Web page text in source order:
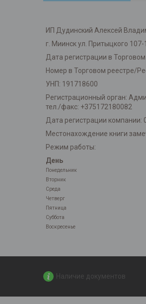
ИП Дудинский Алексей
г. Миинск ул. Притыцкого 107-
Дата регистрации в
Номер в Торговом реестре/
УНП: 191718600
Регистрационный орган:
тел./факс: +375172180082
Дата регистрации компании:
Местонахождение книги
Режим работы:
День
Понедельник
Вторник
Среда
Четверг
Пятница
Суббота
Воскресенье
Наличие документов